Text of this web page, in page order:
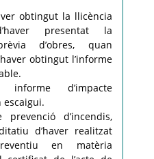
obtingut la llicència
presentat la
d’obres, quan
obtingut l’informe
d’impacte
d’incendis,
d’haver realitzat
en matèria